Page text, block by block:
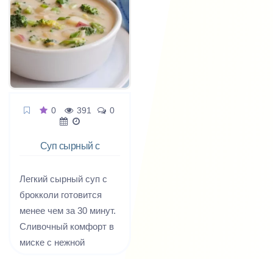
0 391 0
Суп сырный с
Легкий сырный суп с
брокколи готовится
менее чем за 30 минут.
Сливочный комфорт в
миске с нежной